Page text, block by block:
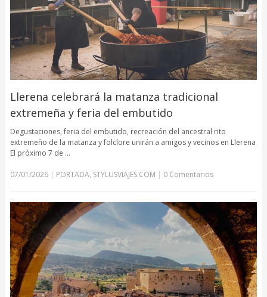
Llerena celebrará la matanza tradicional
extremeña y feria del embutido
Degustaciones, feria del embutido, recreación del ancestral rito
extremeño de la matanza y folclore unirán a amigos y vecinos en Llerena
El próximo 7 de …
07/01/2026| PORTADA, STYLUSVIAJES.COM | 0 Comentarios